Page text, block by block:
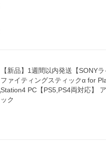
【新品】1週間以内発送【SONYラ
ファイティングスティックα for
Station4 PC【PS5,PS4両対応】
ック